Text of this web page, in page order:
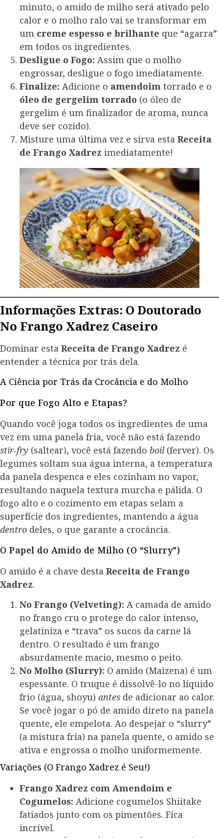
minuto, o amido de milho será ativado pelo
calor e o molho ralo vai se transformar em
um creme espesso e brilhante que “agarra”
em todos os ingredientes.
Desligue o Fogo: Assim que o molho
engrossar, desligue o fogo imediatamente.
Finalize: Adicione o amendoim torrado e o
óleo de gergelim torrado (o óleo de
gergelim é um finalizador de aroma, nunca
deve ser cozido).
Misture uma última vez e sirva esta Receita
de Frango Xadrez imediatamente!
Informações Extras: O Doutorado
No Frango Xadrez Caseiro
Dominar esta Receita de Frango Xadrez é
entender a técnica por trás dela.
A Ciência por Trás da Crocância e do Molho
Por que Fogo Alto e Etapas?
Quando você joga todos os ingredientes de uma
vez em uma panela fria, você não está fazendo
stir-fry (saltear), você está fazendo boil(ferver). Os
legumes soltam sua água interna, a temperatura
da panela despenca e eles cozinham no vapor,
resultando naquela textura murcha e pálida. O
fogo alto e o cozimento em etapas selam a
superfície dos ingredientes, mantendo a água
dentro deles, o que garante a crocância.
O Papel do Amido de Milho (O “Slurry”)
O amido é a chave desta Receita de Frango
Xadrez.
No Frango (Velveting): A camada de amido
no frango cru o protege do calor intenso,
gelatiniza e “trava” os sucos da carne lá
dentro. O resultado é um frango
absurdamente macio, mesmo o peito.
No Molho (Slurry): O amido (Maizena) é um
espessante. O truque é dissolvê-lo no líquido
frio (água, shoyu) antes de adicionar ao calor.
Se você jogar o pó de amido direto na panela
quente, ele empelota. Ao despejar o “slurry”
(a mistura fria) na panela quente, o amido se
ativa e engrossa o molho uniformemente.
Variações (O Frango Xadrez é Seu!)
Frango Xadrez com Amendoim e
Cogumelos: Adicione cogumelos Shiitake
fatiados junto com os pimentões. Fica
incrível.